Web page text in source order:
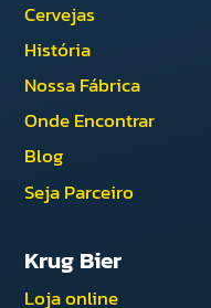
Cervejas
História
Nossa Fábrica
Onde Encontrar
Blog
Seja Parceiro
Krug Bier
Loja online